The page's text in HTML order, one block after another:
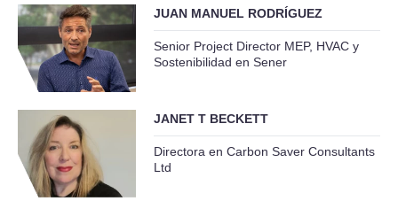
JUAN MANUEL RODRÍGUEZ
Senior Project Director MEP, HVAC y
Sostenibilidad en Sener
JANET T BECKETT
Directora en Carbon Saver Consultants
Ltd